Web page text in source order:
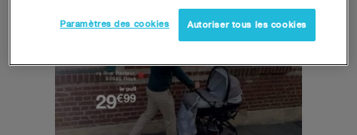
Paramètres des cookies Autoriser tous les cookies